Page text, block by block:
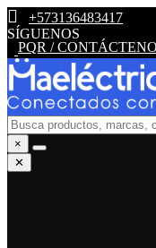
+573136483417
SÍGUENOS
PQR /
×
✕